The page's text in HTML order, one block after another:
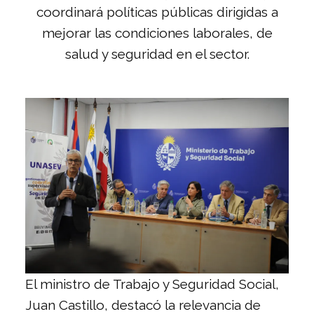
coordinará políticas públicas dirigidas a
mejorar las condiciones laborales, de
salud y seguridad en el sector.
El ministro de Trabajo y Seguridad Social,
Juan Castillo, destacó la relevancia de